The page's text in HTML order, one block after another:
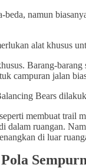
beda, namun
alat khusus
Barang-barang
campuran jalan
Bears
membuat trail
dalam ruangan.
di luar
Pola